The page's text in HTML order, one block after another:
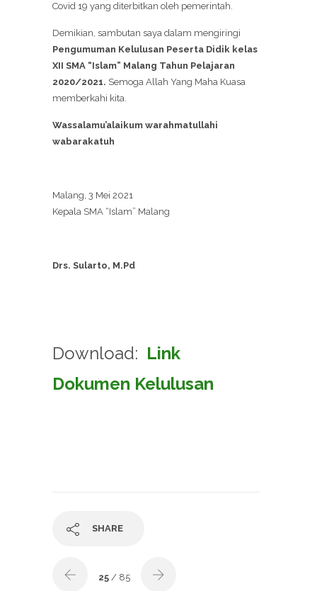
Covid 19 yang diterbitkan oleh pemerintah.
Demikian, sambutan saya dalam mengiringi
Pengumuman Kelulusan Peserta Didik kelas
XII SMA “Islam” Malang Tahun Pelajaran
2020/2021. Semoga Allah Yang Maha Kuasa
memberkahi kita.
Wassalamu’alaikum warahmatullahi
wabarakatuh
Malang, 3 Mei 2021
Kepala SMA “Islam” Malang
Drs. Sularto, M.Pd
Download: Link
Dokumen Kelulusan
SHARE
25 / 85